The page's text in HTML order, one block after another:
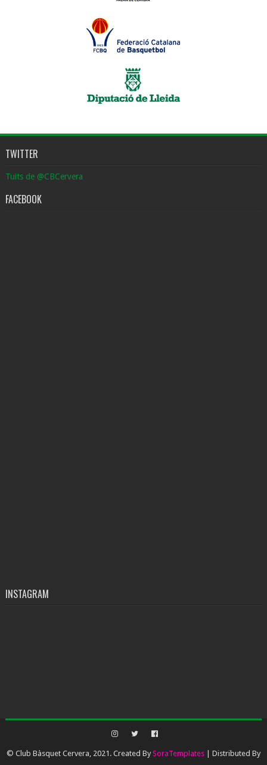
TWITTER
Tuits de @CBCervera
FACEBOOK
INSTAGRAM
© Club Bàsquet Cervera, 2021. Created By SoraTemplates| Distributed By